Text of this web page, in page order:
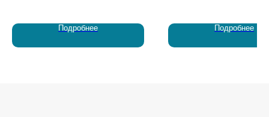
проектировании и строительстве
объектов водоснабжения и
Подробнее
теплофикационных труб
фасонных изделий в
Подробнее